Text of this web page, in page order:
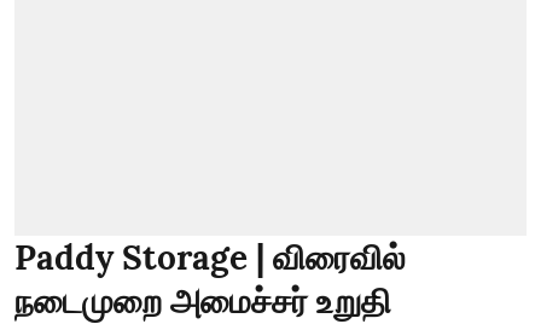
Paddy Storage | விரைவில்
நடைமுறை அமைச்சர் உறுதி